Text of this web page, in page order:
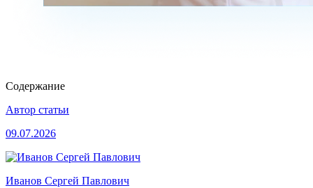
Содержание
Автор статьи
09.07.2026
Иванов Сергей Павлович